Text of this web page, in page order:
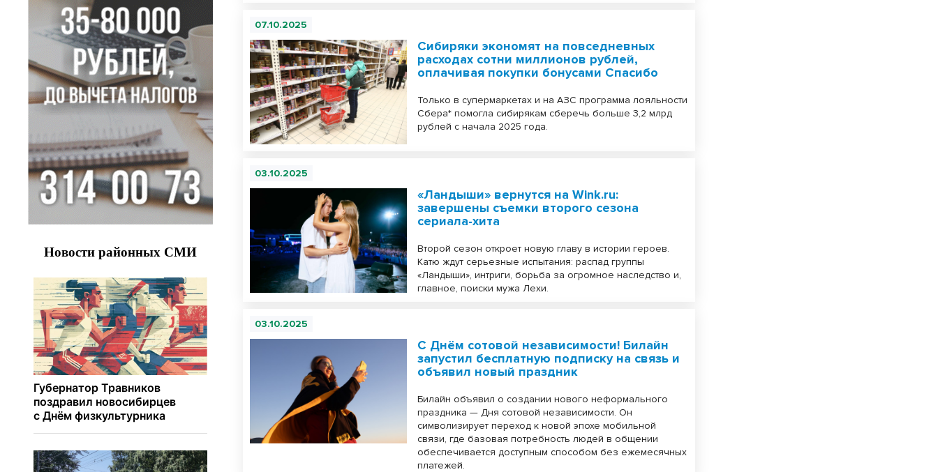
07.10.2025
Сибиряки экономят на повседневных
расходах сотни миллионов рублей,
оплачивая покупки бонусами Спасибо
Только в супермаркетах и на АЗС программа лояльности
Сбера* помогла сибирякам сберечь больше 3,2 млрд
рублей с начала 2025 года.
03.10.2025
«Ландыши» вернутся на Wink.ru:
завершены съемки второго сезона
сериала-хита
Второй сезон откроет новую главу в истории героев.
Катю ждут серьезные испытания: распад группы
«Ландыши», интриги, борьба за огромное наследство и,
главное, поиски мужа Лехи.
03.10.2025
С Днём сотовой независимости! Билайн
запустил бесплатную подписку на связь и
объявил новый праздник
Билайн объявил о создании нового неформального
праздника — Дня сотовой независимости. Он
символизирует переход к новой эпохе мобильной
связи, где базовая потребность людей в общении
обеспечивается доступным способом без ежемесячных
платежей.